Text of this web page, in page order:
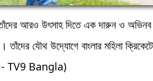
তাঁদের আরও উৎসাহ দিতে এক দারুন ও অভিনব
যৌথ উদ্যোগে বাংলার মহিলা
- TV9 Bangla)